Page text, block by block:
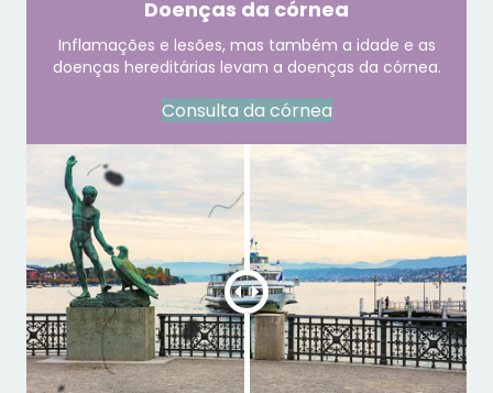
Doenças da córnea
Inflamações e lesões, mas também a idade e as
doenças hereditárias levam a doenças da córnea.
Consulta da córnea